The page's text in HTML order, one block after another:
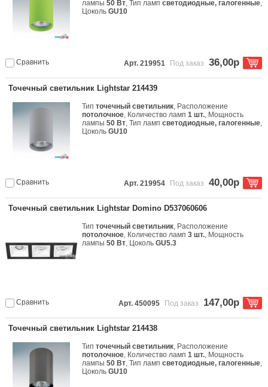
лампы50 Вт, Тип лампсветодиодные, галогенные,
ЦокольGU10
Сравнить Арт. 219951 Под заказ 36,00р
Точечный светильник Lightstar 214439
Типточечный светильник, Расположение
потолочное, Количество ламп1 шт., Мощность
лампы50 Вт, Тип лампсветодиодные, галогенные,
ЦокольGU10
Сравнить Арт. 219954 Под заказ 40,00р
Точечный светильник Lightstar Domino D537060606
Типточечный светильник, Расположение
потолочное, Количество ламп3 шт., Мощность
лампы50 Вт, ЦокольGU5.3
Сравнить Арт. 450095 Под заказ 147,00р
Точечный светильник Lightstar 214438
Типточечный светильник, Расположение
потолочное, Количество ламп1 шт., Мощность
лампы50 Вт, Тип лампсветодиодные, галогенные,
ЦокольGU10